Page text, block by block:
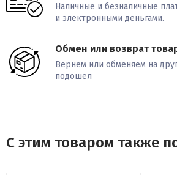
Наличные и безналичные
и электронными деньгами.
Обмен или возврат
Вернем или обменяем на
подошел
С этим товаром также